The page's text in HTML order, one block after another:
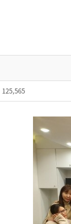
125,565